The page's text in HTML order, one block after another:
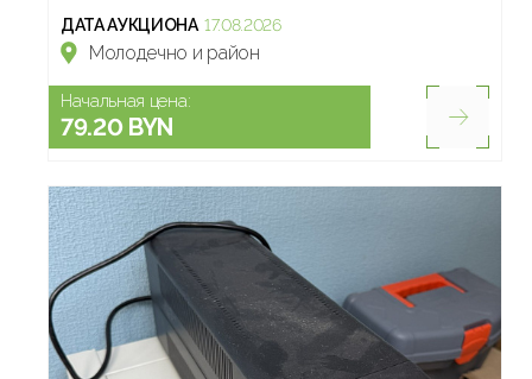
ДАТА АУКЦИОНА 17.08.2026
Молодечно и район
Начальная цена:
79.20 BYN